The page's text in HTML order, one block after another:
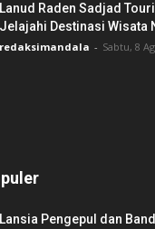
Lanud Raden Sadjad
Jelajahi Destinasi Wisata
redaksimandala - Sabtu, 8
Lansia Pengepul dan